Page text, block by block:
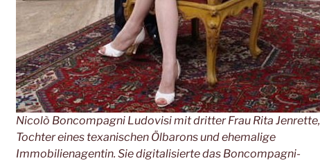
Nicolò Boncompagni Ludovisi mit dritter Frau Rita Jenrette,
Tochter eines texanischen Ölbarons und ehemalige
Immobilienagentin. Sie digitalisierte das Boncompagni-